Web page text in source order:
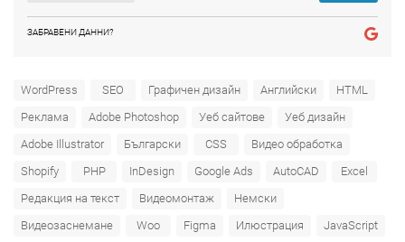
ЗАБРАВЕНИ ДАННИ?
WordPress SEO Графичен дизайн Английски
HTML
Реклама
Adobe Photoshop Уеб сайтове
Уеб дизайн
Adobe Illustrator
Български CSS
Видео обработка
Shopify
PHP InDesign Google Ads AutoCAD
Excel
Редакция на текст
Видеомонтаж
Немски
Видеозаснемане
Woo Figma Илюстрация
JavaScript